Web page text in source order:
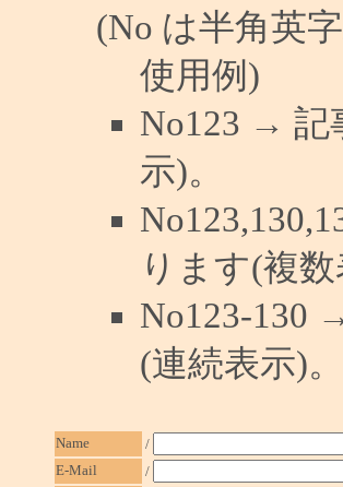
(No は半角英
使用例)
No123 → 記
示)。
ります(複数
No123-130
(連続表示)。
Name
/
E-Mail
/